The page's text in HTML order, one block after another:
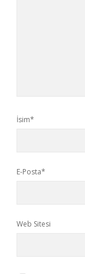
İsim*
E-Posta*
Web Sitesi